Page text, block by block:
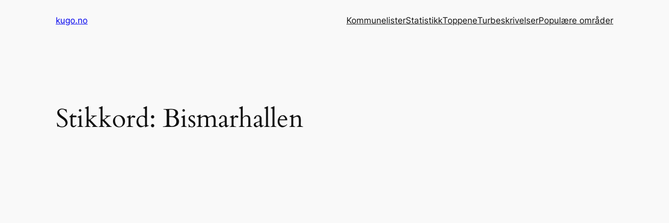
kugo.no KommunelisterStatistikkToppeneTurbeskrivelserPopulære områder
Stikkord: Bismarhallen